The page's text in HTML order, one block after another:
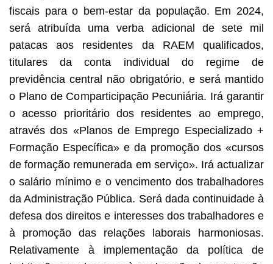
fiscais para o bem-estar da população. Em 2024,
será atribuída uma verba adicional de sete mil
patacas aos residentes da RAEM qualificados,
titulares da conta individual do regime de
previdência central não obrigatório, e será mantido
o Plano de Comparticipação Pecuniária. Irá garantir
o acesso prioritário dos residentes ao emprego,
através dos «Planos de Emprego Especializado +
Formação Específica» e da promoção dos «cursos
de formação remunerada em serviço». Irá actualizar
o salário mínimo e o vencimento dos trabalhadores
da Administração Pública. Será dada continuidade à
defesa dos direitos e interesses dos trabalhadores e
à promoção das relações laborais harmoniosas.
Relativamente à implementação da política de